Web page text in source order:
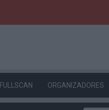
FULLSCAN ORGANIZADORES